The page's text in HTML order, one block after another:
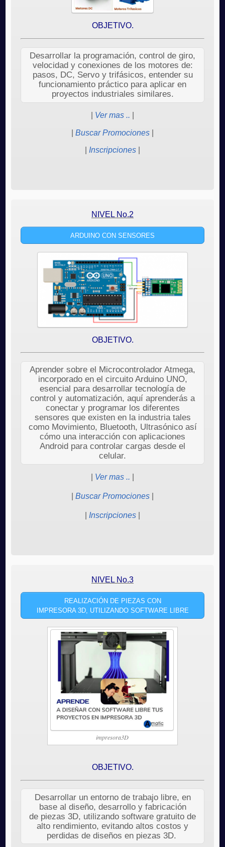
OBJETIVO.
Desarrollar la programación, control de giro,
velocidad y conexiones de los motores de:
pasos, DC, Servo y trifásicos, entender su
funcionamiento práctico para aplicar en
proyectos industriales similares.
Ver mas ..
Buscar Promociones
Inscripciones
NIVEL No.2
ARDUINO CON SENSORES
OBJETIVO.
Aprender sobre el Microcontrolador Atmega,
incorporado en el circuito Arduino UNO,
esencial para desarrollar tecnología de
control y automatización, aquí aprenderás a
conectar y programar los diferentes
sensores que existen en la industria tales
como Movimiento, Bluetooth, Ultrasónico así
cómo una interacción con aplicaciones
Android para controlar cargas desde el
celular.
Ver mas ..
Buscar Promociones
Inscripciones
NIVEL No.3
REALIZACIÓN DE PIEZAS CON
IMPRESORA 3D, UTILIZANDO SOFTWARE LIBRE
impresora3D
OBJETIVO.
Desarrollar un entorno de trabajo libre, en
base al diseño, desarrollo y fabricación
de piezas 3D, utilizando software gratuito de
alto rendimiento, evitando altos costos y
perdidas de diseños en piezas 3D.